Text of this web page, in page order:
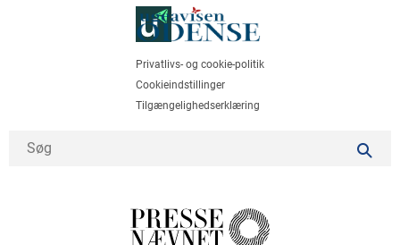
Privatlivs- og cookie-politik
Cookieindstillinger
Tilgængelighedserklæring